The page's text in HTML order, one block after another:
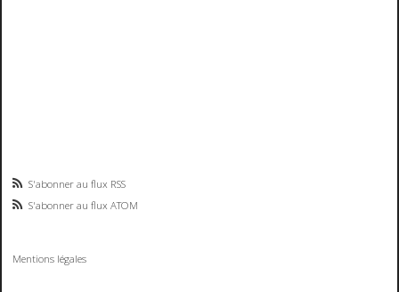
S'abonner au flux RSS
S'abonner au flux ATOM
Mentions légales